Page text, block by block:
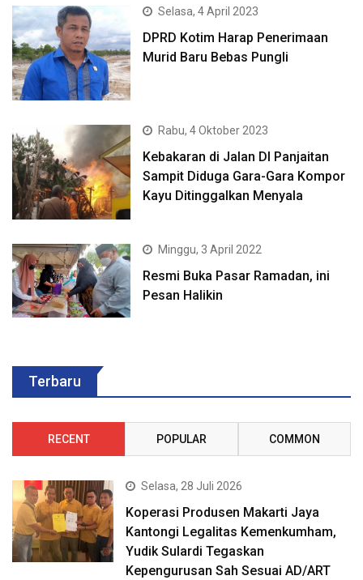
Selasa, 4 April 2023
DPRD Kotim Harap Penerimaan
Murid Baru Bebas Pungli
Rabu, 4 Oktober 2023
Kebakaran di Jalan DI Panjaitan
Sampit Diduga Gara-Gara Kompor
Kayu Ditinggalkan Menyala
Minggu, 3 April 2022
Resmi Buka Pasar Ramadan, ini
Pesan Halikin
Terbaru
RECENT POPULAR COMMON
Selasa, 28 Juli 2026
Koperasi Produsen Makarti Jaya
Kantongi Legalitas Kemenkumham,
Yudik Sulardi Tegaskan
Kepengurusan Sah Sesuai AD/ART